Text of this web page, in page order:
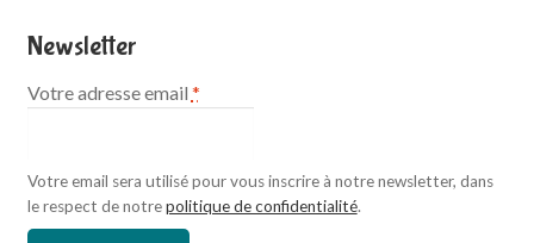
Newsletter
Votre adresse email *
Votre email sera utilisé pour vous inscrire à notre newsletter, dans
le respect de notrepolitique de confidentialité.